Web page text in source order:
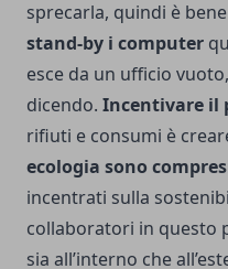
sprecarla, quindi è
stand-by i computer
esce da un ufficio
dicendo. Incentivare il
rifiuti e consumi è
ecologia sono
incentrati sulla
collaboratori in questo
sia all’interno che